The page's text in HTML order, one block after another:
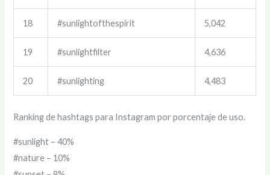
18 #sunlightofthespirit 5,042
19 #sunlightfilter 4,636
20 #sunlighting 4,483
Ranking de hashtags para Instagram por porcentaje de uso.
#sunlight – 40%
#nature – 10%